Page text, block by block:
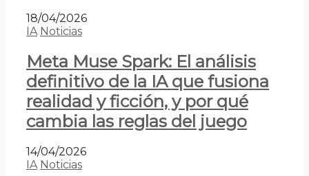
18/04/2026
IA Noticias
Meta Muse Spark: El análisis
definitivo de la IA que fusiona
realidad y ficción, y por qué
cambia las reglas del juego
14/04/2026
IA Noticias